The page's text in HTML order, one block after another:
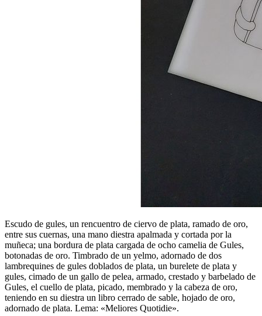
Escudo de gules, un rencuentro de ciervo de plata, ramado de oro,
entre sus cuernas, una mano diestra apalmada y cortada por la
muñeca; una bordura de plata cargada de ocho camelia de Gules,
botonadas de oro. Timbrado de un yelmo, adornado de dos
lambrequines de gules doblados de plata, un burelete de plata y
gules, cimado de un gallo de pelea, armado, crestado y barbelado de
Gules, el cuello de plata, picado, membrado y la cabeza de oro,
teniendo en su diestra un libro cerrado de sable, hojado de oro,
adornado de plata. Lema: «Meliores Quotidie».